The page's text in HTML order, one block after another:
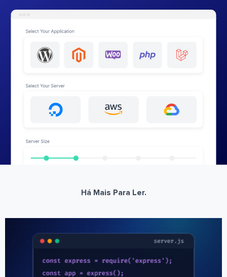
Há Mais Para Ler.